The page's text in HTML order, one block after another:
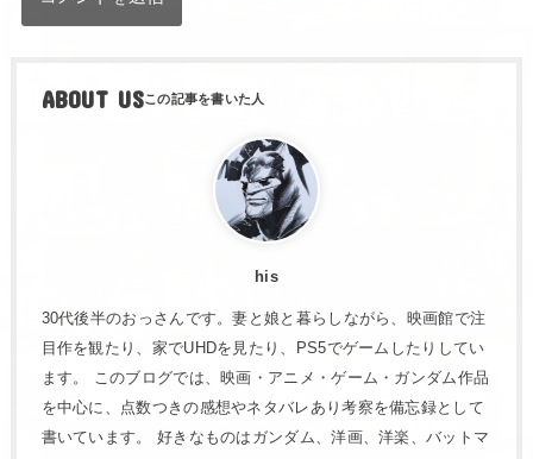
ABOUT US
his
30代後半のおっさんです。妻と娘と暮らしながら、映画館で注
目作を観たり、家でUHDを見たり、PS5でゲームしたりしてい
ます。 このブログでは、映画・アニメ・ゲーム・ガンダム作品
を中心に、点数つきの感想やネタバレあり考察を備忘録として
書いています。 好きなものはガンダム、洋画、洋楽、バットマ